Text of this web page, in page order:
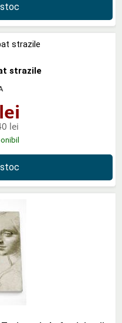
strazile
lei
lei